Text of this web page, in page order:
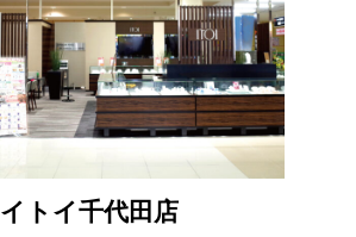
イトイ千代田店